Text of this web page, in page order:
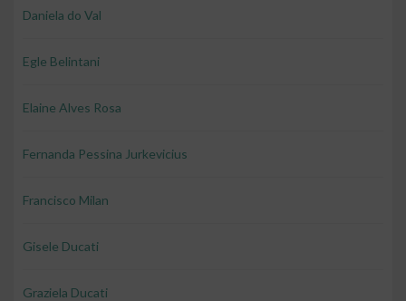
Daniela do Val
Egle Belintani
Elaine Alves Rosa
Fernanda Pessina Jurkevicius
Francisco Milan
Gisele Ducati
Graziela Ducati